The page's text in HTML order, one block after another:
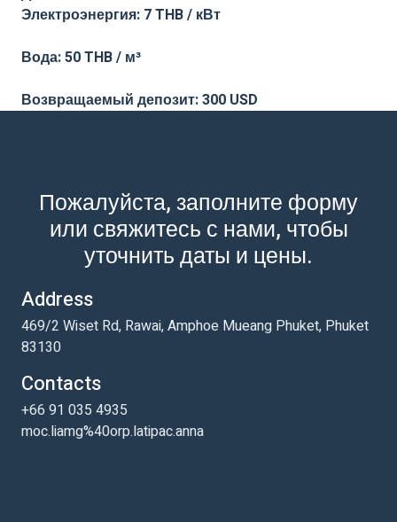
Электроэнергия: 7 THB / кВт
Вода: 50 THB / м³
Возвращаемый депозит: 300 USD
Пожалуйста, заполните форму
или свяжитесь с нами, чтобы
уточнить даты и цены.
Address
469/2 Wiset Rd, Rawai, Amphoe Mueang Phuket, Phuket
83130
Contacts
+66 91 035 4935
moc.liamg%40orp.latipac.anna